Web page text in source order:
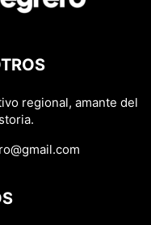
regional, amante del